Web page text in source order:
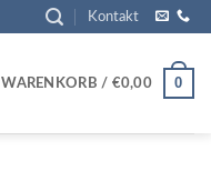
Kontakt
WARENKORB / €0,00 0